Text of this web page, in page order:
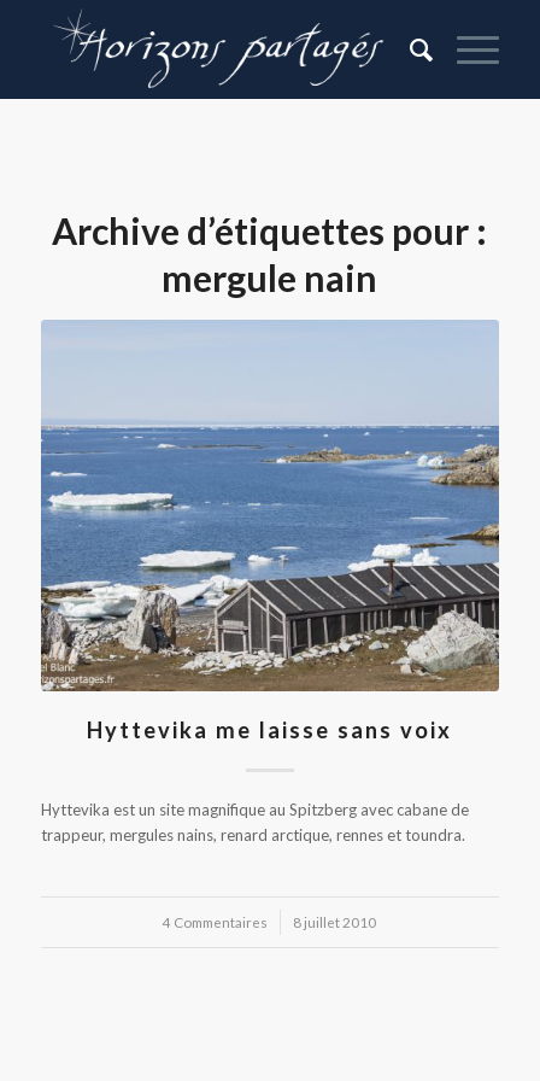
Archive d’étiquettes pour :
mergule nain
Hyttevika me laisse sans voix
Hyttevika est un site magnifique au Spitzberg avec cabane de
trappeur, mergules nains, renard arctique, rennes et toundra.
4 Commentaires
/ 8 juillet 2010